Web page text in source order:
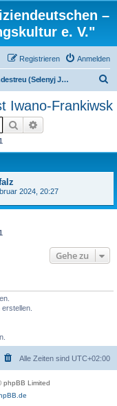
–
e. V."
Anmelden
Registrieren
Landestreu (Selenyj Jar) Oblast Iwano-Frankiwsk
c
Iwano-Frankiwsk
Suche
2024, 20:27
Gehe zu
Alle Zeiten sind UTC+02:00
phpBB Limited